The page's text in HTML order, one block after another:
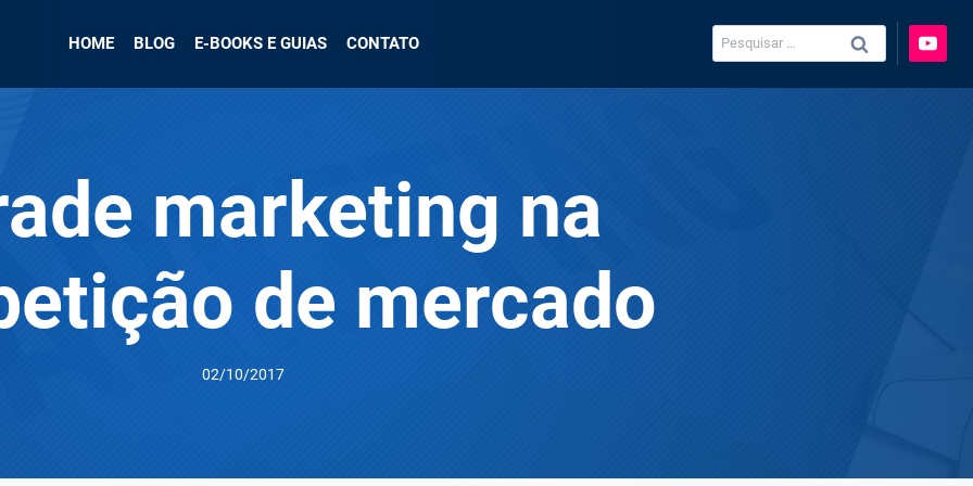
HOME BLOG E-BOOKS E GUIAS CONTATO
Pesquisar
por:
marketing na
de mercado
02/10/2017